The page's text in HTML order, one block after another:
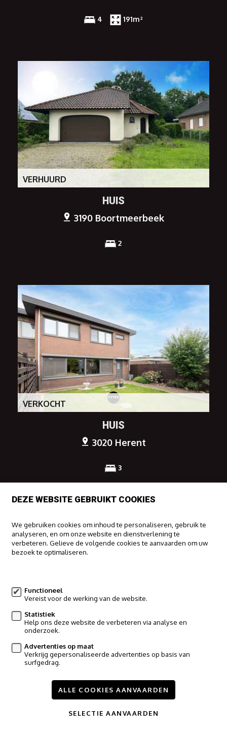
4 191m²
VERHUURD
HUIS
3190 Boortmeerbeek
2
VERKOCHT
HUIS
3020 Herent
3
VERKOCHT
HUIS
3 175m²
DEZE WEBSITE GEBRUIKT COOKIES
We gebruiken cookies om inhoud te personaliseren, gebruik te
analyseren, en om onze website en dienstverlening te
verbeteren. Gelieve de volgende cookies te aanvaarden om uw
bezoek te optimaliseren.
Functioneel
Vereist voor de werking van de website.
Statistiek
Help ons deze website de verbeteren via analyse en
onderzoek.
Advertenties op maat
Verkrijg gepersonaliseerde advertenties op basis van
surfgedrag.
ALLE COOKIES AANVAARDEN
SELECTIE AANVAARDEN